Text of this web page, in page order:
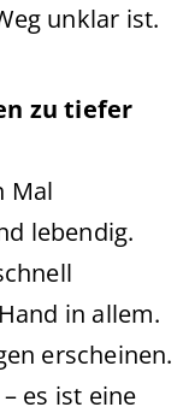
unklar ist.
zu tiefer
Mal
lebendig.
in allem.
erscheinen.
es ist eine